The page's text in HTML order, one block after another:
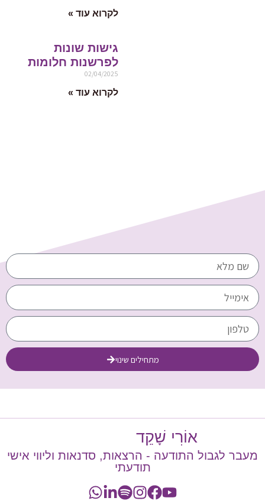
לקרוא עוד »
גישות שונות
לפרשנות חלומות
02/04/2025
לקרוא עוד »
מתחילים שינוי
אוֹרִי שָׁקֵד
מעבר לגבול התודעה - הרצאות, סדנאות וליווי אישי
תודעתי